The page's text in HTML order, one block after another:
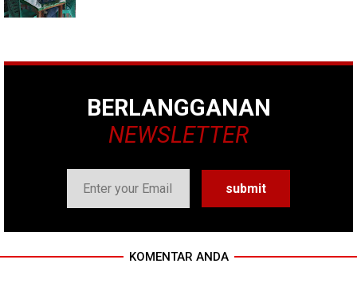
BERLANGGANAN
NEWSLETTER
KOMENTAR ANDA